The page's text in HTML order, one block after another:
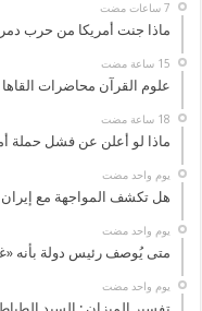
ماذا جنت أمريكا من حرب
علوم القرآن محاضرات
ماذا لو أعلن عن فشل حملة
‏يوم واحد مضت
هل تكشف المواجهة مع إيران
‏يوم واحد مضت
متى يُوصف رئيس دولة بأنه
‏يوم واحد مضت